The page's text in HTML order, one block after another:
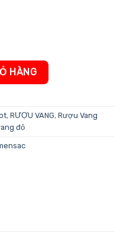
số lượng
HÀNG
, RƯỢU VANG, Rượu Vang
đỏ